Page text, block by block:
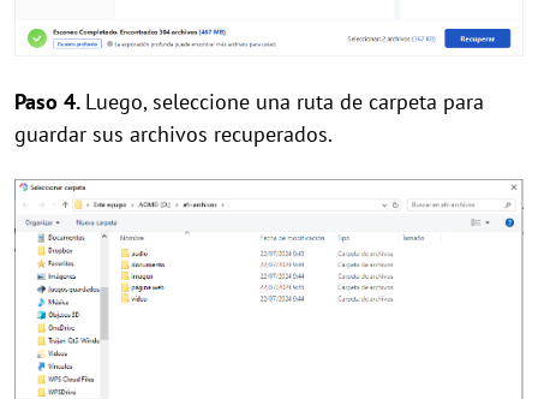
Paso 4. Luego, seleccione una ruta de carpeta para
guardar sus archivos recuperados.